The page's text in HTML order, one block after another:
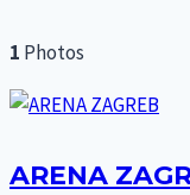
1 Photos
ARENA